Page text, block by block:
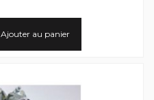
Ajouter au panier